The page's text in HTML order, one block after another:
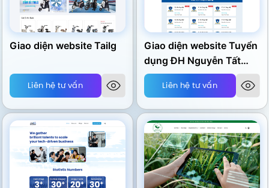
Giao diện website Tailg
Liên hệ tư vấn
Giao diện website Tuyển
dụng ĐH Nguyễn Tất
Thành
Liên hệ tư vấn